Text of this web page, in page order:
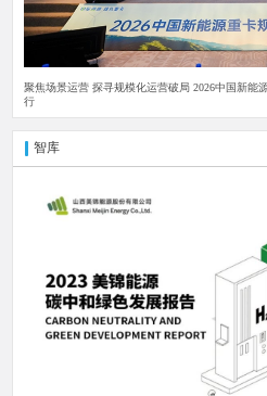
聚焦场景运营 探寻规模化运营破局 2026中国新能
行
智库